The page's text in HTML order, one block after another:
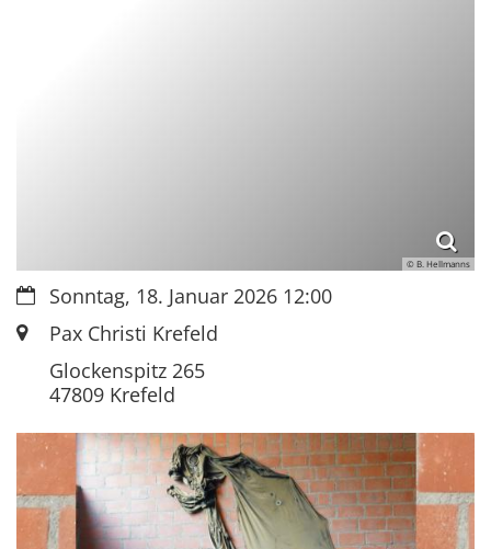
© B. Hellmanns
Datum:Sonntag, 18. Januar 2026 12:00
Ort: Pax Christi Krefeld
Glockenspitz 265
47809 Krefeld